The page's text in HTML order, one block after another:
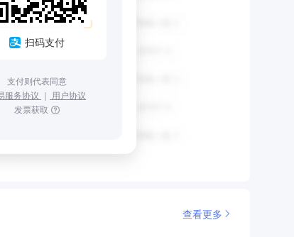
扫码支付
支付则代表同意
服务协议 ｜ 用户协议
发票获取
查看更多